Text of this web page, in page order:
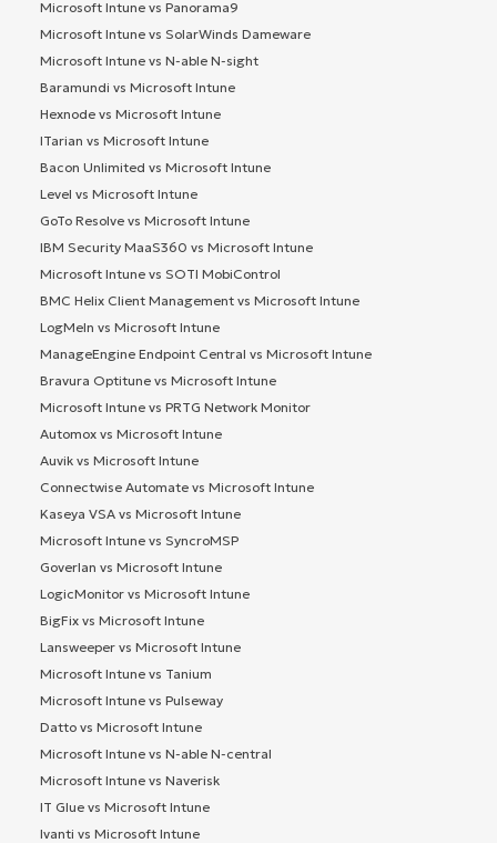
Microsoft Intune vs Panorama9
Microsoft Intune vs SolarWinds Dameware
Microsoft Intune vs N-able N-sight
Baramundi vs Microsoft Intune
Hexnode vs Microsoft Intune
ITarian vs Microsoft Intune
Bacon Unlimited vs Microsoft Intune
Level vs Microsoft Intune
GoTo Resolve vs Microsoft Intune
IBM Security MaaS360 vs Microsoft Intune
Microsoft Intune vs SOTI MobiControl
BMC Helix Client Management vs Microsoft Intune
LogMeIn vs Microsoft Intune
ManageEngine Endpoint Central vs Microsoft Intune
Bravura Optitune vs Microsoft Intune
Microsoft Intune vs PRTG Network Monitor
Automox vs Microsoft Intune
Auvik vs Microsoft Intune
Connectwise Automate vs Microsoft Intune
Kaseya VSA vs Microsoft Intune
Microsoft Intune vs SyncroMSP
Goverlan vs Microsoft Intune
LogicMonitor vs Microsoft Intune
BigFix vs Microsoft Intune
Lansweeper vs Microsoft Intune
Microsoft Intune vs Tanium
Microsoft Intune vs Pulseway
Datto vs Microsoft Intune
Microsoft Intune vs N-able N-central
Microsoft Intune vs Naverisk
IT Glue vs Microsoft Intune
Ivanti vs Microsoft Intune